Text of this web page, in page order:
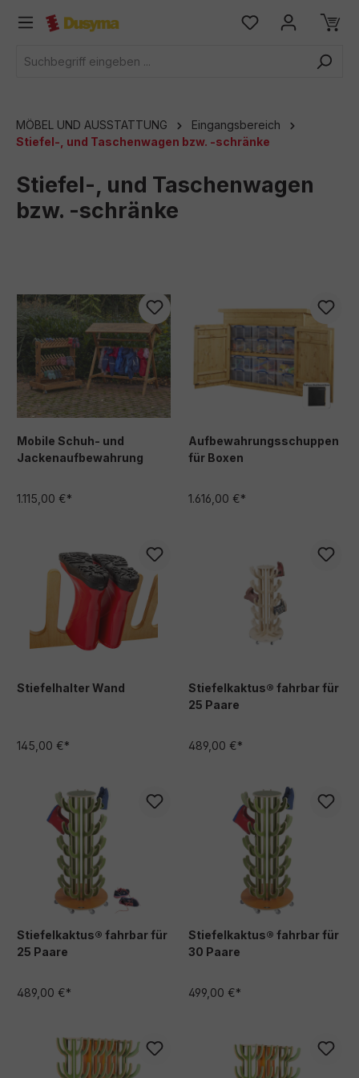
springen
MÖBEL UND AUSSTATTUNG
Eingangsbereich
Stiefel-, und Taschenwagen bzw. -schränke
Stiefel-, und Taschenwagen
bzw. -schränke
Mobile Schuh- und
Jackenaufbewahrung
1.115,00 €*
Aufbewahrungsschuppen
für Boxen
1.616,00 €*
Stiefelhalter Wand
145,00 €*
Stiefelkaktus® fahrbar für
25 Paare
489,00 €*
Stiefelkaktus® fahrbar für
25 Paare
489,00 €*
Stiefelkaktus® fahrbar für
30 Paare
499,00 €*